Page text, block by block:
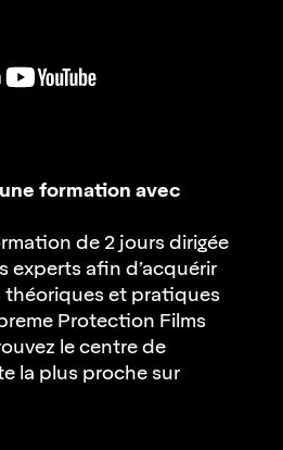
formation avec
de 2 jours dirigée
experts afin d’acquérir
théoriques et pratiques
Protection Films
le centre de
la plus proche sur